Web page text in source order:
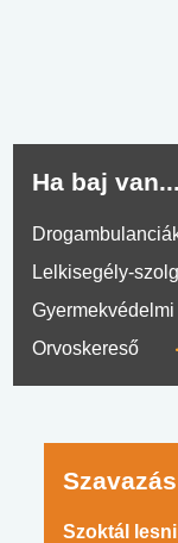
Ha baj van...
Lelkisegély-
Orvoskereső
Szavazás
Szoktál